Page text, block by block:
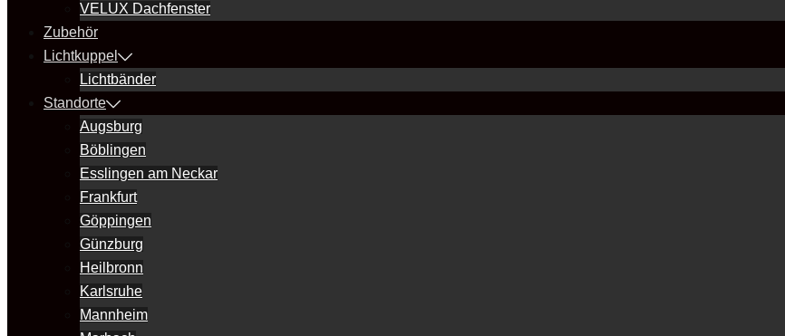
VELUX Dachfenster
Zubehör
Lichtkuppel
Lichtbänder
Standorte
Augsburg
Böblingen
Esslingen am Neckar
Frankfurt
Göppingen
Günzburg
Heilbronn
Karlsruhe
Mannheim